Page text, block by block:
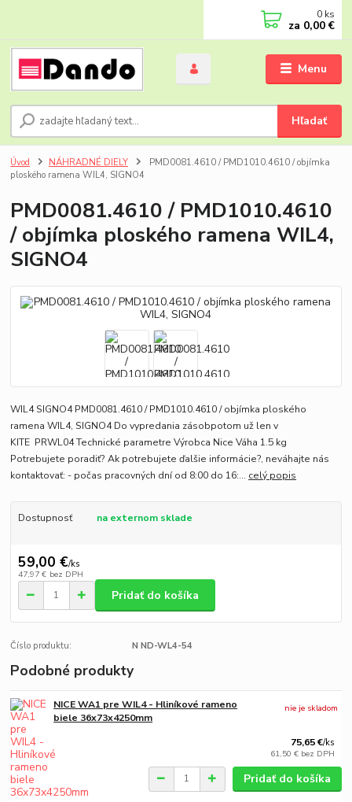
Menu
Hľadať
0 ks
za 0,00 €
Úvod NÁHRADNÉ DIELY
PMD0081.4610 / PMD1010.4610 / objímka
ploského ramena WIL4, SIGNO4
PMD0081.4610 / PMD1010.4610
/ objímka ploského ramena WIL4,
SIGNO4
WIL4 SIGNO4 PMD0081.4610 / PMD1010.4610 / objímka ploského
ramena WIL4, SIGNO4 Do vypredania zásobpotom už len v
KITE PRWL04 Technické parametre Výrobca Nice Váha 1.5 kg
Potrebujete poradiť? Ak potrebujete ďalšie informácie?, neváhajte nás
kontaktovať: - počas pracovných dní od 8:00 do 16:... celý popis
Dostupnosť na externom sklade
59,00 €/ks
47,97 € bez DPH
Pridať do košíka
Číslo produktu: N ND-WL4-54
Podobné produkty
NICE WA1 pre WIL4 - Hliníkové rameno
biele 36x73x4250mm
75,65 €/ks
61,50 € bez DPH
nie je skladom
Pridať do košíka